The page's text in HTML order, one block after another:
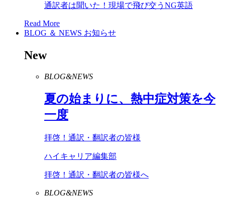
通訳者は聞いた！現場で飛び交うNG英語
Read More
BLOG ＆ NEWS お知らせ
New
BLOG&NEWS
夏の始まりに、熱中症対策を今
一度
拝啓！通訳・翻訳者の皆様
ハイキャリア編集部
拝啓！通訳・翻訳者の皆様へ
BLOG&NEWS